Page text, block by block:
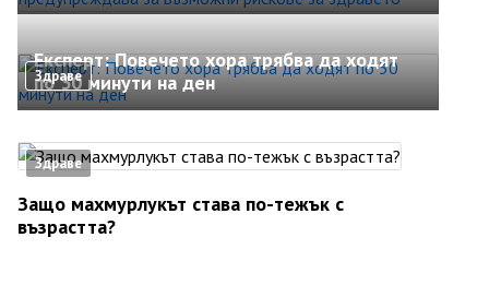
Здраве
Експерт: Повечето хора трябва да ходят
по 30 минути на ден
Здраве
Защо махмурлукът става по-тежък с
възрастта?